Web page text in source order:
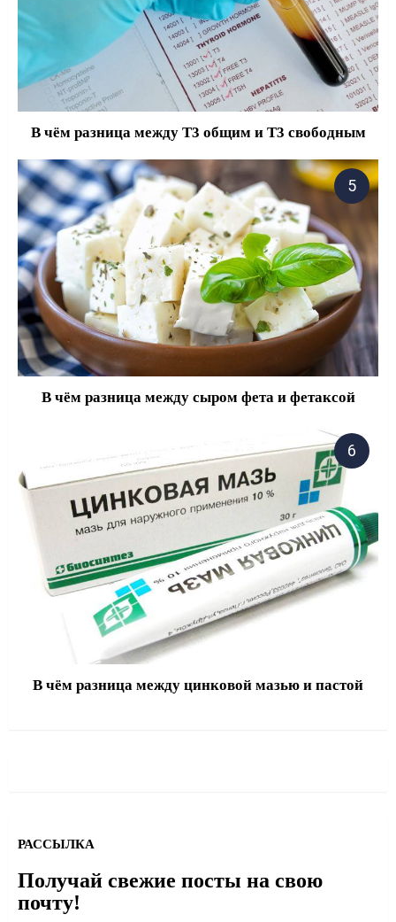
В чём разница между Т3 общим и Т3 свободным
В чём разница между сыром фета и фетаксой
В чём разница между цинковой мазью и пастой
РАССЫЛКА
Получай свежие посты на свою
почту!